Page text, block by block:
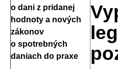
o dani z pridanej
hodnoty a nových
zákonov
o spotrebných
daniach do praxe